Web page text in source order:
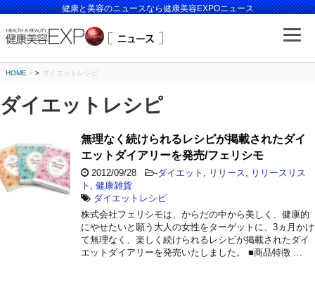
健康と美容のニュースなら健康美容EXPOニュース
HOME > ダイエットレシピ
ダイエットレシピ
無理なく続けられるレシピが掲載されたダイ
エットダイアリーを発売/フェリシモ
2012/09/28 -ダイエット リリース
リリースリス
ト
健康雑貨
ダイエットレシピ
株式会社フェリシモは、からだの中から美しく、健康的
にやせたいと願う大人の女性をターゲットに、3ヵ月かけ
て無理なく、楽しく続けられるレシピが掲載されたダイ
エットダイアリーを発売いたしました。 ■商品特徴 …